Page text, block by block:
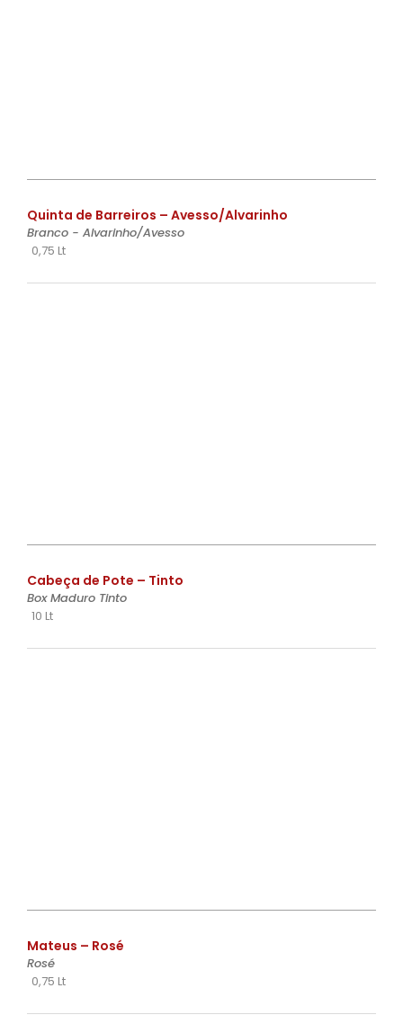
Quinta de Barreiros – Avesso/Alvarinho
Branco - Alvarinho/Avesso
0,75 Lt
Cabeça de Pote – Tinto
Box Maduro Tinto
10 Lt
Mateus – Rosé
Rosé
0,75 Lt